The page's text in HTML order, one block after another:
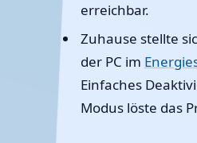
erreichbar.
Zuhause stellte
der PC im
Einfaches
Modus löste das